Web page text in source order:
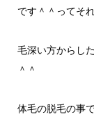
です＾＾ってそ
毛深い方からし
＾＾
体毛の脱毛の事